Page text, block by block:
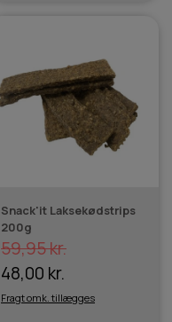
Snack'it Laksekødstrips
200g
59,95 kr.
48,00 kr.
Fragt omk. tillægges